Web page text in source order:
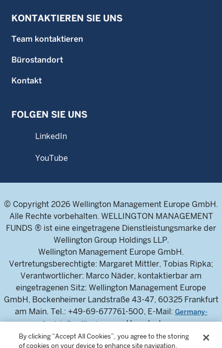
KONTAKTIEREN SIE UNS
Team kontaktieren
Bürostandort
Kontakt
FOLGEN SIE UNS
LinkedIn
YouTube
© Copyright 2026 Wellington Management Europe GmbH.
Alle Rechte vorbehalten. WELLINGTON MANAGEMENT
FUNDS ® ist eine eingetragene Dienstleistungsmarke der
Wellington Group Holdings LLP.
Wellington Management Europe GmbH.
Vertretungsberechtigte: Margaret Mittler, Tobias Ripka;
Verantwortlicher: Marco Näder, kontaktierbar am
eingetragenen Sitz: Wellington Management Europe
GmbH, Bockenheimer Landstraße 43-47, 60325 Frankfurt
am Main. Tel.: +49-69-677761-500, E-Mail: Germany-
Austria@wellington.com, Umsatzsteuer-
Identifikationsnummer: DE 326304943, Handelsregister
By clicking “Accept All Cookies”, you agree to the storing
of cookies on your device to enhance site navigation,